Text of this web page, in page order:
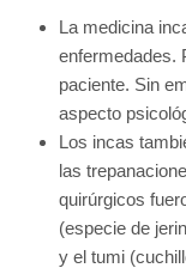
La medicina
enfermedades.
paciente. Sin
aspecto
Los incas
las
quirúrgicos
(especie de
y el tumi